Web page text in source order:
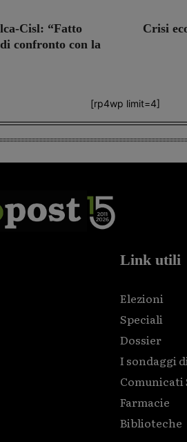
Cisl: “Fatto
confronto con la
Crisi
[rp4wp limit=4]
Link utili
Elezioni
Speciali
Dossier
I sondaggi
Comunicati
Farmacie
Biblioteche